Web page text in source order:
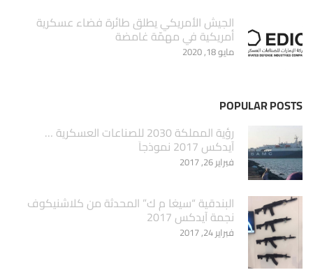
الجيش الأمريكي يطلق طائرة فضاء عسكرية
أمريكية في مهمّة غامضة
مايو 18, 2020
POPULAR POSTS
‏رؤية المملكة 2030 للصناعات العسكرية …
آيدكس 2017 نموذجاَ
فبراير 26, 2017
البندقية “سيغا م ك” المحدثة من كلاشنيكوف
نجمة آيدكس 2017
فبراير 24, 2017